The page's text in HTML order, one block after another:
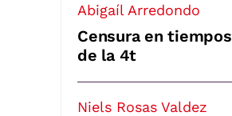
Abigaíl Arredondo
Censura en tiempos
de la 4t
Niels Rosas Valdez